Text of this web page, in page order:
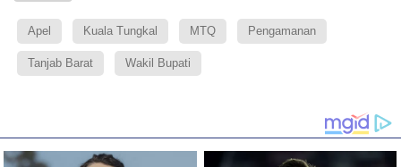
Apel Kuala Tungkal MTQ Pengamanan
Tanjab Barat Wakil Bupati